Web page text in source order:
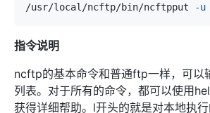
/usr/local/ncftp/bin/ncftpput -u
指令说明
ncftp的基本命令和普通ftp一样，可以
列表。对于所有的命令，都可以使用
获得详细帮助。l开头的就是对本地执